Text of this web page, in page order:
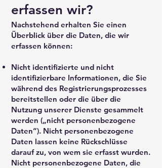
erfassen wir?
Nachstehend erhalten Sie einen
Überblick über die Daten, die wir
erfassen können:
Nicht identifizierte und nicht
identifizierbare Informationen, die Sie
während des Registrierungsprozesses
bereitstellen oder die über die
Nutzung unserer Dienste gesammelt
werden („nicht personenbezogene
Daten“). Nicht personenbezogene
Daten lassen keine Rückschlüsse
darauf zu, von wem sie erfasst wurden.
Nicht personenbezogene Daten, die